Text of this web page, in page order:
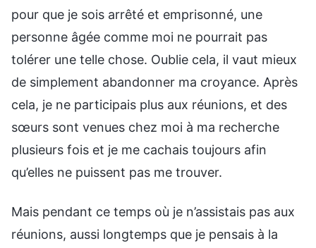
pour que je sois arrêté et emprisonné, une
personne âgée comme moi ne pourrait pas
tolérer une telle chose. Oublie cela, il vaut mieux
de simplement abandonner ma croyance. Après
cela, je ne participais plus aux réunions, et des
sœurs sont venues chez moi à ma recherche
plusieurs fois et je me cachais toujours afin
qu’elles ne puissent pas me trouver.
Mais pendant ce temps où je n’assistais pas aux
réunions, aussi longtemps que je pensais à la